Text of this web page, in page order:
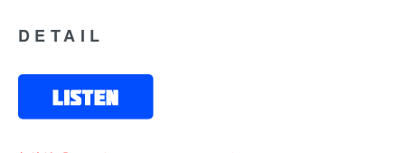
DETAIL